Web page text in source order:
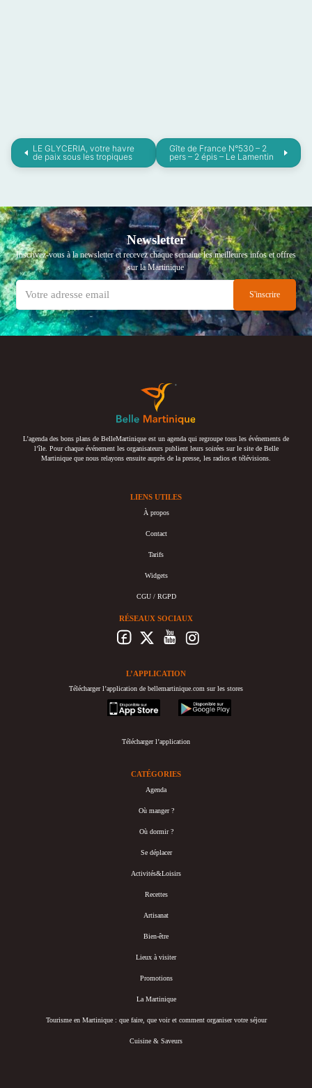
LE GLYCERIA, votre havre
de paix sous les tropiques
Gîte de France N°530 – 2
pers – 2 épis – Le Lamentin
Newsletter
Inscrivez-vous à la newsletter et recevez chaque semaine les meilleures infos et offres
sur la Martinique
L’agenda des bons plans de BelleMartinique est un agenda qui regroupe tous les événements de
l’île. Pour chaque événement les organisateurs publient leurs soirées sur le site de Belle
Martinique que nous relayons ensuite auprès de la presse, les radios et télévisions.
LIENS UTILES
À propos
Contact
Tarifs
Widgets
CGU / RGPD
RÉSEAUX SOCIAUX
L’APPLICATION
Télécharger l’application de bellemartinique.com sur les stores
appstore
googleplay
Télécharger l’application
CATÉGORIES
Agenda
Où manger ?
Où dormir ?
Se déplacer
Activités&Loisirs
Recettes
Artisanat
Bien-être
Lieux à visiter
Promotions
La Martinique
Tourisme en Martinique : que faire, que voir et comment organiser votre séjour
Cuisine & Saveurs